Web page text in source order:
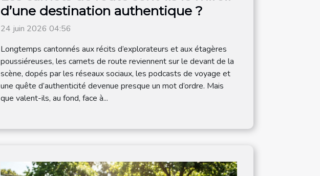
d’une destination authentique ?
24 juin 2026 04:56
Longtemps cantonnés aux récits d’explorateurs et aux étagères
poussiéreuses, les carnets de route reviennent sur le devant de la
scène, dopés par les réseaux sociaux, les podcasts de voyage et
une quête d’authenticité devenue presque un mot d’ordre. Mais
que valent-ils, au fond, face à...